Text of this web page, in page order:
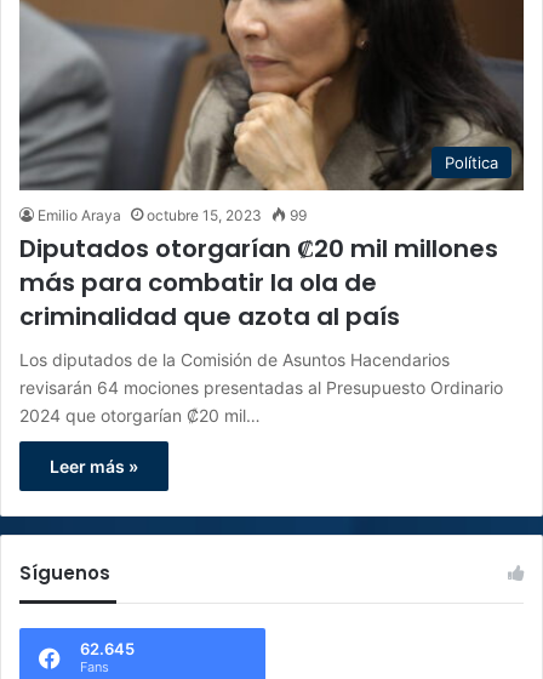
Política
Emilio Araya octubre 15, 2023 99
Diputados otorgarían ₡20 mil millones
más para combatir la ola de
criminalidad que azota al país
Los diputados de la Comisión de Asuntos Hacendarios
revisarán 64 mociones presentadas al Presupuesto Ordinario
2024 que otorgarían ₡20 mil…
Leer más »
Síguenos
62.645
Fans